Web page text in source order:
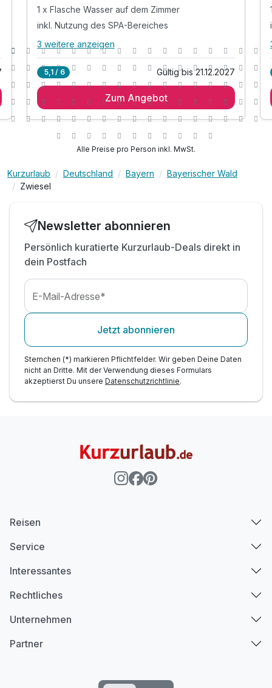
1 x Flasche Wasser auf dem Zimmer
inkl. Nutzung des SPA-Bereiches
Alle Inklusivleistungen 7 enthalten
1 Übernachtung
1 x reichhaltiges Frühstück vom Buffet
1 x Flasche Wasser auf dem Zimmer
inkl. Nutzung unseres Saunadorfes
Saunatuch
inkl. Nationalpark-Card m. vielen
3 weitere anzeigen
5,1 / 6 Gültig bis 21.12.2027
Zum Angebot
Alle Preise pro Person inkl. MwSt.
Kurzurlaub Deutschland Bayern
Bayerischer Wald
Zwiesel
Newsletter abonnieren
Persönlich kuratierte Kurzurlaub-Deals direkt in
dein Postfach
E-Mail-Adresse*
Jetzt abonnieren
Sternchen (*) markieren Pflichtfelder. Wir geben Deine Daten
nicht an Dritte. Mit der Verwendung dieses Formulars
akzeptierst Du unsere Datenschutzrichtlinie.
Reisen
Service
Interessantes
Rechtliches
Unternehmen
Partner